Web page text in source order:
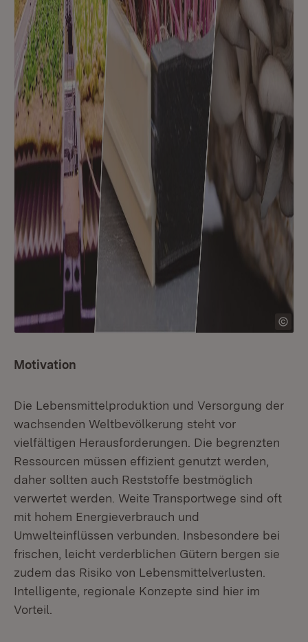
Motivation
Die Lebensmittelproduktion und Versorgung der
wachsenden Weltbevölkerung steht vor
vielfältigen Herausforderungen. Die begrenzten
Ressourcen müssen effizient genutzt werden,
daher sollten auch Reststoffe bestmöglich
verwertet werden. Weite Transportwege sind oft
mit hohem Energieverbrauch und
Umwelteinflüssen verbunden. Insbesondere bei
frischen, leicht verderblichen Gütern bergen sie
zudem das Risiko von Lebensmittelverlusten.
Intelligente, regionale Konzepte sind hier im
Vorteil.